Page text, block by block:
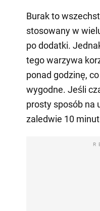
Burak to
stosowany w
po dodatki.
tego warzywa
ponad godzinę,
wygodne. Jeśli
prosty sposób na
zaledwie 10